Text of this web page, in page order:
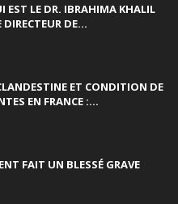
EST LE DR. IBRAHIMA KHALIL
DE...
ET CONDITION DE
EN FRANCE :...
FAIT UN BLESSÉ GRAVE